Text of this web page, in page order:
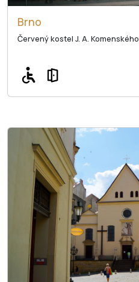
Brno
Červený kostel J. A. Komenského